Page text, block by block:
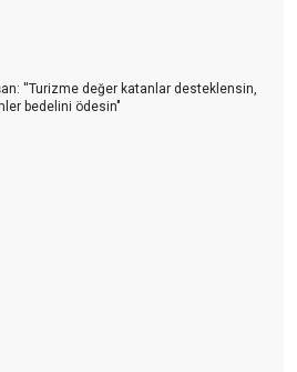
''Turizme değer katanlar desteklensin,
bedelini ödesin"